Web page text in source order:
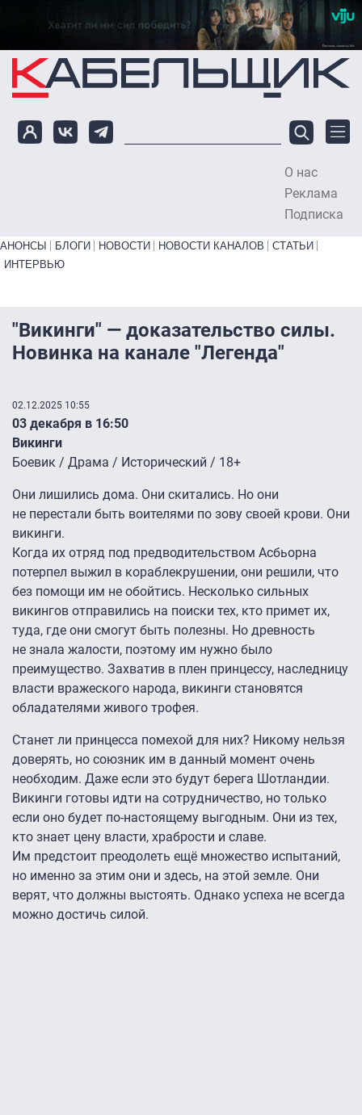
Перейти к основному содержанию
О нас
Реклама
Подписка
Primary links bottom
АНОНСЫ БЛОГИ НОВОСТИ НОВОСТИ КАНАЛОВ
СТАТЬИ
ИНТЕРВЬЮ
"Викинги" — доказательство силы.
Новинка на канале "Легенда"
02.12.2025 10:55
03 декабря в 16:50
Викинги
Боевик / Драма / Исторический / 18+
Они лишились дома. Они скитались. Но они
не перестали быть воителями по зову своей крови. Они
викинги.
Когда их отряд под предводительством Асбьорна
потерпел выжил в кораблекрушении, они решили, что
без помощи им не обойтись. Несколько сильных
викингов отправились на поиски тех, кто примет их,
туда, где они смогут быть полезны. Но древность
не знала жалости, поэтому им нужно было
преимущество. Захватив в плен принцессу, наследницу
власти вражеского народа, викинги становятся
обладателями живого трофея.
Станет ли принцесса помехой для них? Никому нельзя
доверять, но союзник им в данный момент очень
необходим. Даже если это будут берега Шотландии.
Викинги готовы идти на сотрудничество, но только
если оно будет по-настоящему выгодным. Они из тех,
кто знает цену власти, храбрости и славе.
Им предстоит преодолеть ещё множество испытаний,
но именно за этим они и здесь, на этой земле. Они
верят, что должны выстоять. Однако успеха не всегда
можно достичь силой.